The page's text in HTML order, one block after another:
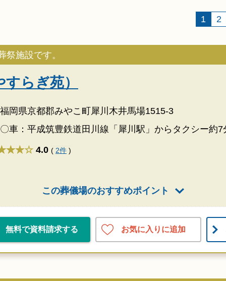
1 2
祭施設です。
らぎ苑）
福岡県京都郡みやこ町犀川木井馬場1515-3
〇車：平成筑豊鉄道田川線「犀川駅」からタクシー約7
4.0 ( 2件 )
この葬儀場のおすすめポイント
無料で資料請求する お気に入りに追加